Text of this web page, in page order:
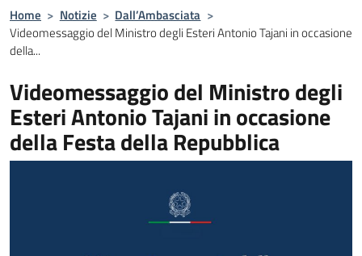
Home > Notizie > Dall’Ambasciata >
Videomessaggio del Ministro degli Esteri Antonio Tajani in occasione
della...
Videomessaggio del Ministro degli
Esteri Antonio Tajani in occasione
della Festa della Repubblica